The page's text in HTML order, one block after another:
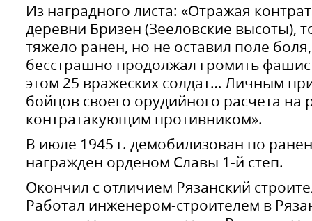
Из наградного листа: «Отражая
деревни Бризен (Зееловские высоты),
тяжело ранен, но не оставил поле
бесстрашно продолжал громить
этом 25 вражеских солдат… Личным
бойцов своего орудийного расчета
контратакующим противником».
В июле 1945 г. демобилизован по
награжден орденом Славы 1-й степ.
Окончил с отличием Рязанский
Работал инженером-строителем в